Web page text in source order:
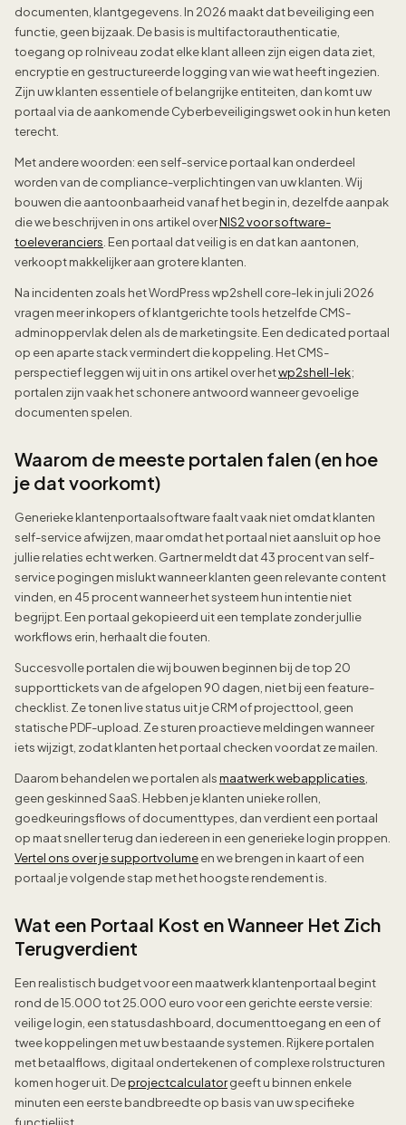
documenten, klantgegevens. In 2026 maakt dat beveiliging een
functie, geen bijzaak. De basis is multifactorauthenticatie,
toegang op rolniveau zodat elke klant alleen zijn eigen data ziet,
encryptie en gestructureerde logging van wie wat heeft ingezien.
Zijn uw klanten essentiele of belangrijke entiteiten, dan komt uw
portaal via de aankomende Cyberbeveiligingswet ook in hun keten
terecht.
Met andere woorden: een self-service portaal kan onderdeel
worden van de compliance-verplichtingen van uw klanten. Wij
bouwen die aantoonbaarheid vanaf het begin in, dezelfde aanpak
die we beschrijven in ons artikel overNIS2 voor software-
toeleveranciers. Een portaal dat veilig is en dat kan aantonen,
verkoopt makkelijker aan grotere klanten.
Na incidenten zoals het WordPress wp2shell core-lek in juli 2026
vragen meer inkopers of klantgerichte tools hetzelfde CMS-
adminoppervlak delen als de marketingsite. Een dedicated portaal
op een aparte stack vermindert die koppeling. Het CMS-
perspectief leggen wij uit in ons artikel over hetwp2shell-lek;
portalen zijn vaak het schonere antwoord wanneer gevoelige
documenten spelen.
Waarom de meeste portalen falen (en hoe
je dat voorkomt)
Generieke klantenportaalsoftware faalt vaak niet omdat klanten
self-service afwijzen, maar omdat het portaal niet aansluit op hoe
jullie relaties echt werken. Gartner meldt dat 43 procent van self-
service pogingen mislukt wanneer klanten geen relevante content
vinden, en 45 procent wanneer het systeem hun intentie niet
begrijpt. Een portaal gekopieerd uit een template zonder jullie
workflows erin, herhaalt die fouten.
Succesvolle portalen die wij bouwen beginnen bij de top 20
supporttickets van de afgelopen 90 dagen, niet bij een feature-
checklist. Ze tonen live status uit je CRM of projecttool, geen
statische PDF-upload. Ze sturen proactieve meldingen wanneer
iets wijzigt, zodat klanten het portaal checken voordat ze mailen.
Daarom behandelen we portalen alsmaatwerk webapplicaties,
geen geskinned SaaS. Hebben je klanten unieke rollen,
goedkeuringsflows of documenttypes, dan verdient een portaal
op maat sneller terug dan iedereen in een generieke login proppen.
Vertel ons over je supportvolumeen we brengen in kaart of een
portaal je volgende stap met het hoogste rendement is.
Wat een Portaal Kost en Wanneer Het Zich
Terugverdient
Een realistisch budget voor een maatwerk klantenportaal begint
rond de 15.000 tot 25.000 euro voor een gerichte eerste versie:
veilige login, een statusdashboard, documenttoegang en een of
twee koppelingen met uw bestaande systemen. Rijkere portalen
met betaalflows, digitaal ondertekenen of complexe rolstructuren
komen hoger uit. Deprojectcalculatorgeeft u binnen enkele
minuten een eerste bandbreedte op basis van uw specifieke